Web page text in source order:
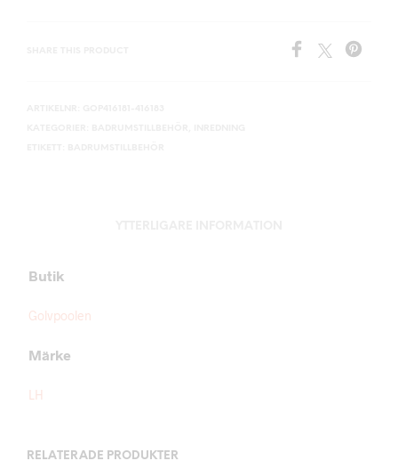
Butik
Golvpoolen
Märke
LH
RELATERADE PRODUKTER